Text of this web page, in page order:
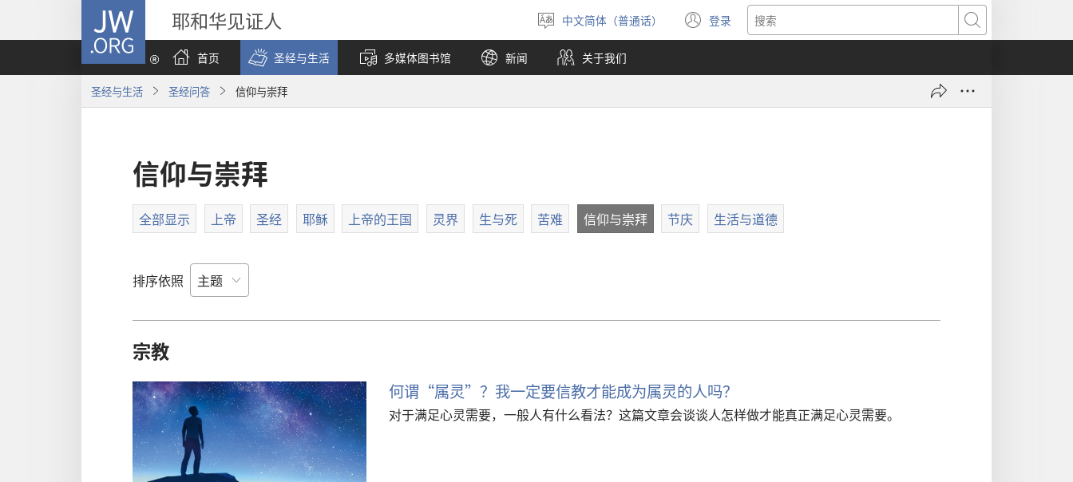
JW.ORG 耶和华见证人
选
择
语
言
中文简体（普通话） 登录
（打
开
窗
搜
索
首页
圣经与生活 多媒体图书馆 新闻 关于我们
圣经与生活 圣经问答 信仰与崇拜
信仰与崇拜
全部显示 上帝 圣经 耶稣 上帝的王国 灵界 生与死 苦难 信仰与崇拜 节庆 生活与道德
排序依照
宗教
何谓“属灵”？我一定要信教才能成为属灵的人吗？
对于满足心灵需要，一般人有什么看法？这篇文章会谈谈人怎样做才能真正满足心灵需要。